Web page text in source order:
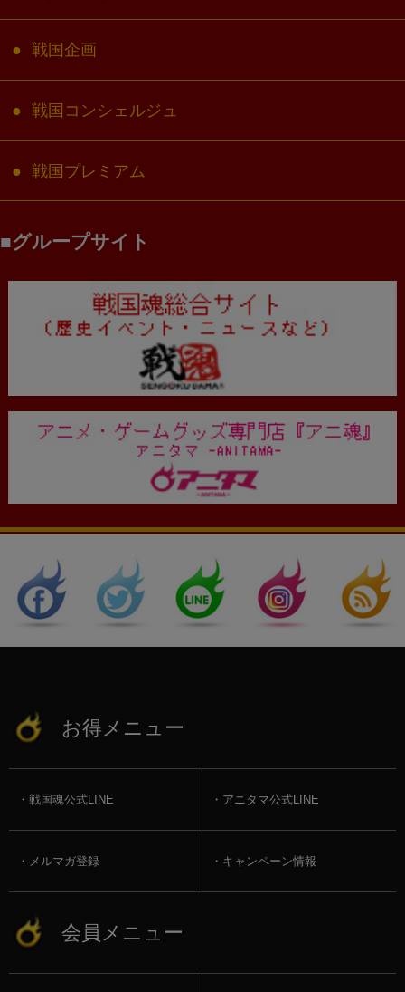
戦国企画
戦国コンシェルジュ
戦国プレミアム
グループサイト
お得メニュー
戦国魂公式LINE アニタマ公式LINE
メルマガ登録 キャンペーン情報
会員メニュー